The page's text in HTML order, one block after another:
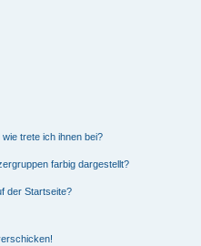
trete ich ihnen bei?
farbig dargestellt?
der Startseite?